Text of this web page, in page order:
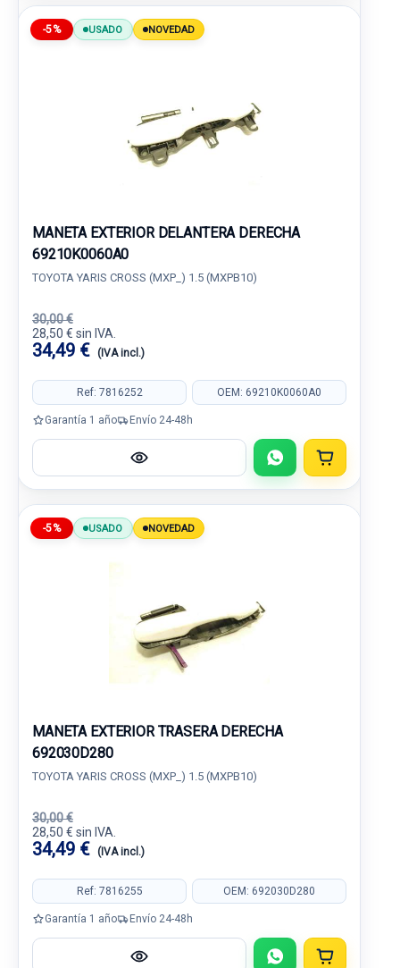
-5% USADO NOVEDAD
MANETA EXTERIOR DELANTERA DERECHA
69210K0060A0
TOYOTA YARIS CROSS (MXP_) 1.5 (MXPB10)
30,00 €
28,50 € sin IVA.
34,49 € (IVA incl.)
Ref: 7816252 OEM: 69210K0060A0
Garantía 1 año Envío 24-48h
-5% USADO NOVEDAD
MANETA EXTERIOR TRASERA DERECHA
692030D280
TOYOTA YARIS CROSS (MXP_) 1.5 (MXPB10)
30,00 €
28,50 € sin IVA.
34,49 € (IVA incl.)
Ref: 7816255 OEM: 692030D280
Garantía 1 año Envío 24-48h